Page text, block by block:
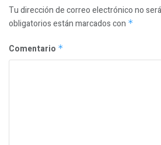
Tu dirección de correo electrónico no
obligatorios están marcados con *
Comentario *